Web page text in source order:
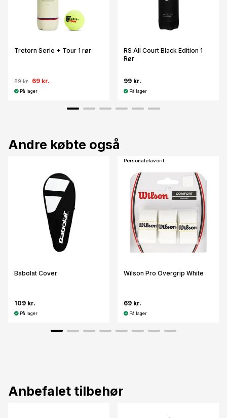
Tretorn Serie + Tour 1 rør
89 kr. 69 kr.
På lager
RS All Court Black Edition 1
Rør
99 kr.
På lager
Andre købte også
Babolat Cover
109 kr.
På lager
Personalefavorit
Wilson Pro Overgrip White
69 kr.
På lager
Anbefalet tilbehør